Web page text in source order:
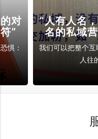
对
”
惧：
“人有人名
名的私域
我们可以把整个
人往